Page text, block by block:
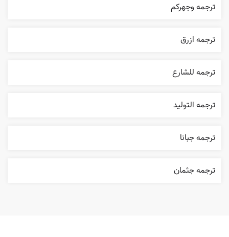
ترجمه وجهرکم
ترجمه ازرق
ترجمه للشارع
ترجمه التوليد
ترجمه جبانا
ترجمه جثمان